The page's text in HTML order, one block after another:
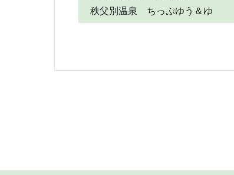
秩父別温泉 ちっぷゆう＆ゆ